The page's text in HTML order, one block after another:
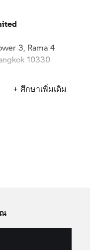
3, Rama 4
10330
+ ศึกษาเพิ่มเติม